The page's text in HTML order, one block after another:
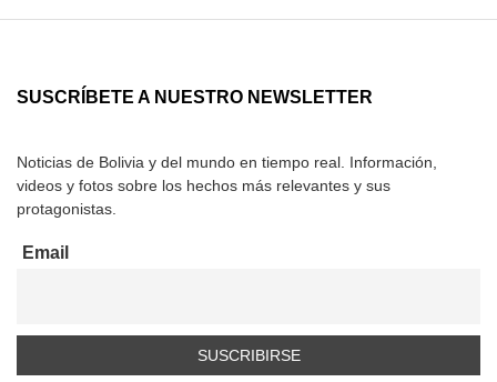
SUSCRÍBETE A NUESTRO NEWSLETTER
Noticias de Bolivia y del mundo en tiempo real. Información,
videos y fotos sobre los hechos más relevantes y sus
protagonistas.
Email